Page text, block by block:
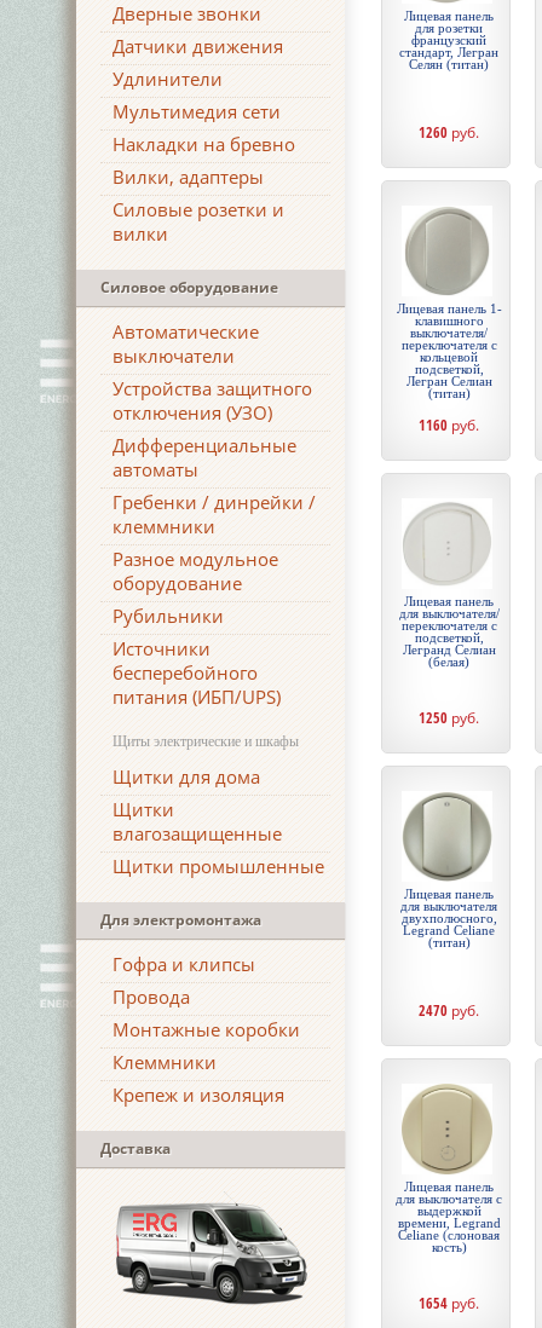
Дверные звонки
Датчики движения
Удлинители
Мультимедия сети
Накладки на бревно
Вилки, адаптеры
Силовые розетки и
вилки
Силовое оборудование
Автоматические
выключатели
Устройства защитного
отключения (УЗО)
Дифференциальные
автоматы
Гребенки / динрейки /
клеммники
Разное модульное
оборудование
Рубильники
Источники
бесперебойного
питания (ИБП/UPS)
Щиты электрические и шкафы
Щитки для дома
Щитки
влагозащищенные
Щитки промышленные
Для электромонтажа
Гофра и клипсы
Провода
Монтажные коробки
Клеммники
Крепеж и изоляция
Доставка
Лицевая панель
для розетки
французский
стандарт, Легран
Селян (титан)
1260 руб.
Лицевая панель 1-
клавишного
выключателя/
переключателя с
кольцевой
подсветкой,
Легран Селиан
(титан)
1160 руб.
Лицевая панель
для выключателя/
переключателя с
подсветкой,
Легранд Селиан
(белая)
1250 руб.
Лицевая панель
для выключателя
двухполюсного,
Legrand Celiane
(титан)
2470 руб.
Лицевая панель
для выключателя с
выдержкой
времени, Legrand
Celiane (слоновая
кость)
1654 руб.